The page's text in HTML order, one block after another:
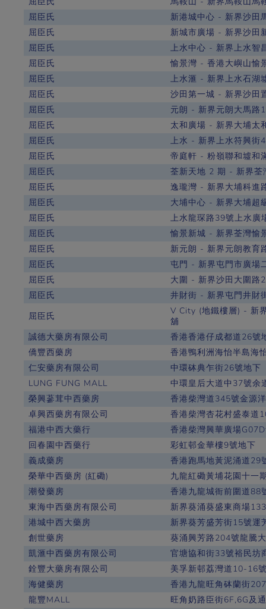
屈臣氏
新港城中心 - 新界沙田
屈臣氏
新城市廣場 - 新界沙
屈臣氏
上水中心 - 新界上水
屈臣氏
愉景灣 - 香港大嶼山愉
屈臣氏
上水滙 - 新界上水石湖
屈臣氏
沙田第一城 - 新界沙田
屈臣氏
元朗 - 新界元朗大馬路
屈臣氏
太和廣場 - 新界大埔太
屈臣氏
上水 - 新界上水符興街
屈臣氏
帝庭軒 - 粉嶺聯和墟和
屈臣氏
荃新天地 2 期 - 新界荃
屈臣氏
逸瓏灣 - 新界大埔科進
屈臣氏
大埔中心 - 新界大埔
屈臣氏
上水龍琛路39號上水
屈臣氏
愉景新城 - 新界荃灣愉
屈臣氏
新元朗 - 新界元朗教
屈臣氏
屯門 - 新界屯門市廣場
屈臣氏
大圍 - 新界沙田大圍路
屈臣氏
井財街 - 新界屯門井財
屈臣氏
V City (地鐵樓層) - 新
舖
誠德大藥房有限公司
香港香港仔成都道26號
僑豐西藥房
香港鴨利洲海怡半島海
仁安藥房有限公司
中環砵典乍街26號地下
LUNG FUNG MALL
中環皇后大道中37號余
榮興蔘茸中西藥房
香港柴灣道345號金源
卓興西藥房有限公司
香港柴灣杏花村盛泰道
福港中西大藥行
香港柴灣興華廣場
回春園中西藥行
彩虹邨金華樓9號地下
義成藥房
香港跑馬地黃泥涌道29
榮華中西藥房 (紅磡)
九龍紅磡黃埔花園十一
潮發藥房
香港九龍城衙前圍道88
東海中西藥房有限公司
新界葵涌葵盛東商場
港城中西大藥房
新界葵芳盛芳街15號運
創世藥房
葵涌興芳路204號龍騰
凱滙中西藥房有限公司
官塘協和街33號裕民坊
銓豐大藥房有限公司
美孚新邨荔灣道10-16
海健藥房
香港九龍旺角砵蘭街
龍豐MALL
旺角奶路臣街6F,6G及